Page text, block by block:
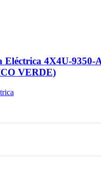
Eléctrica 4X4U-9350-
VERDE)